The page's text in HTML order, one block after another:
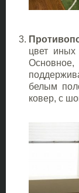
цвет иных
белым
ковер, с